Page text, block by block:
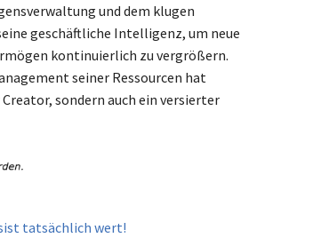
und dem klugen
geschäftliche Intelligenz, um neue
kontinuierlich zu vergrößern.
seiner Ressourcen hat
sondern auch ein versierter
tatsächlich wert!